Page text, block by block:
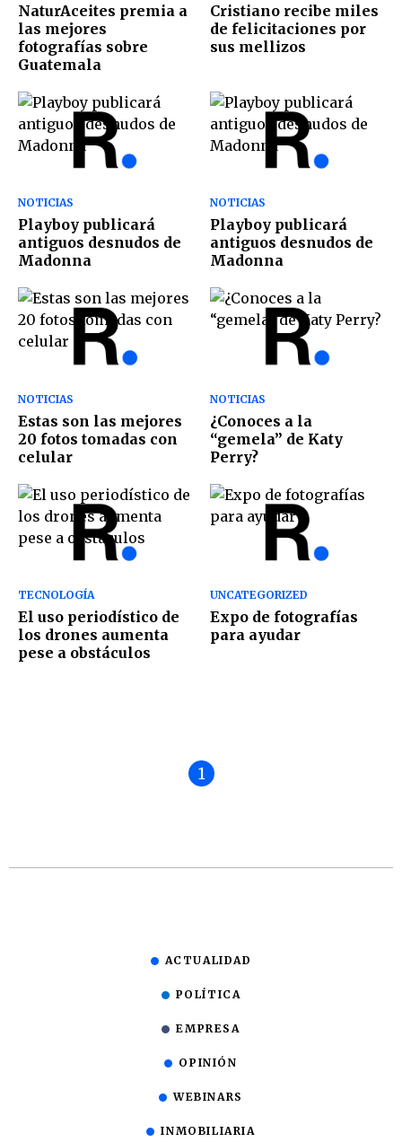
NaturAceites premia a
las mejores
fotografías sobre
Guatemala
Cristiano recibe miles
de felicitaciones por
sus mellizos
NOTICIAS
Playboy publicará
antiguos desnudos de
Madonna
NOTICIAS
Playboy publicará
antiguos desnudos de
Madonna
NOTICIAS
Estas son las mejores
20 fotos tomadas con
celular
NOTICIAS
¿Conoces a la
“gemela” de Katy
Perry?
TECNOLOGÍA
El uso periodístico de
los drones aumenta
pese a obstáculos
UNCATEGORIZED
Expo de fotografías
para ayudar
1
ACTUALIDAD
POLÍTICA
EMPRESA
OPINIÓN
WEBINARS
INMOBILIARIA